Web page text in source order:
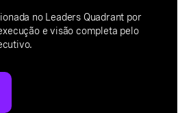
no Leaders Quadrant por
e visão completa pelo